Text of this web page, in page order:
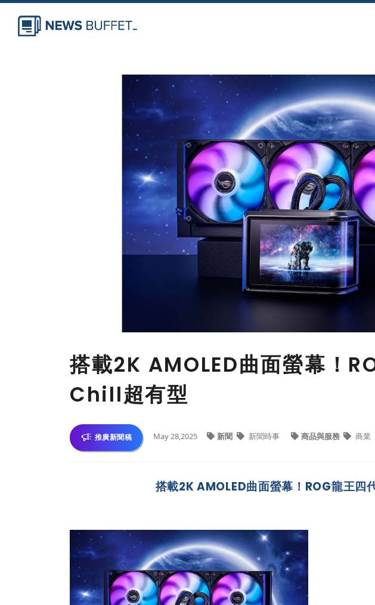
搭載2K AMOLED曲面螢幕！
Chill超有型
推廣新聞稿 May 28,2025 新聞 新聞時事 商品與服務 商業
搭載2K AMOLED曲面螢幕！ROG龍王四